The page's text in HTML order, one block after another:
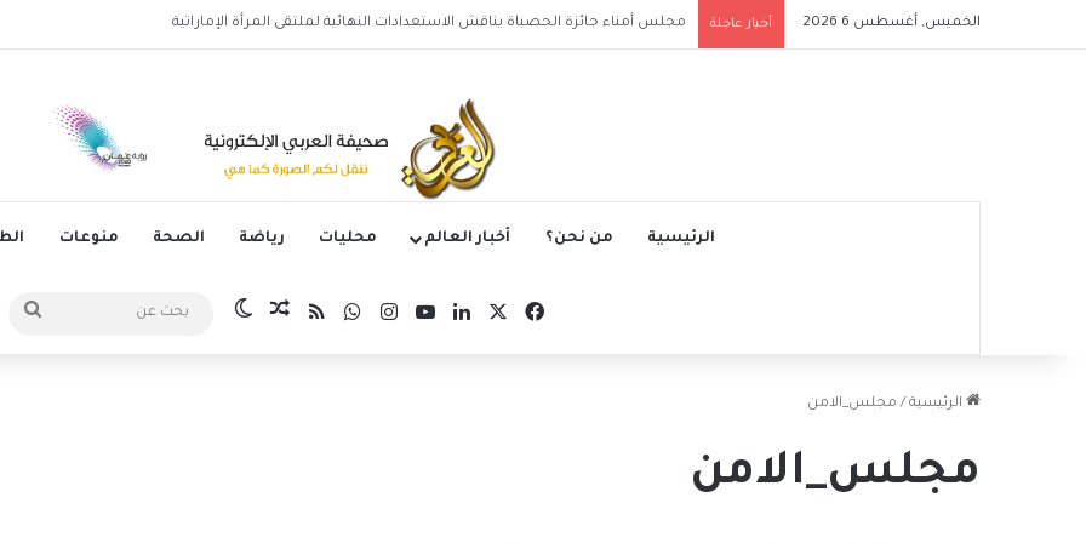
الخميس, أغسطس 6 2026 أخبار عاجلة ملعب الرياض إير ميتروبوليتانو يستضيف قمة إسبانيا وإنجلترا في دوري الأمم الأوروبية
الرئيسية من نحن؟ أخبار العالم محليات رياضة الصحة منوعات
فيسبوك لينكدإن‫YouTubeانستقرامواتسابملخص الموقع RSS
مقال عشوائي
الوضع المظلم
عن
الرئيسية / مجلس_الامن
مجلس_الامن